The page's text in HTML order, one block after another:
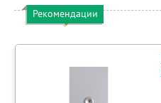
Рекомендации